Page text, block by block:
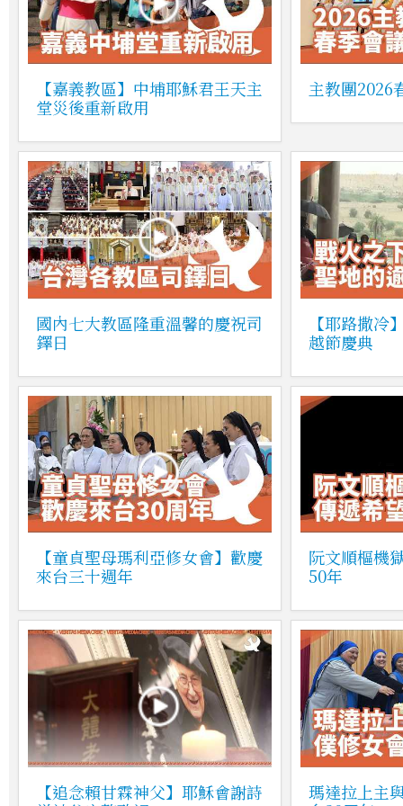
【嘉義教區】中埔耶穌君王天主
堂災後重新啟用
主教團2026
國內七大教區隆重溫馨的慶祝司
鐸日
【耶路撒冷
越節慶典
【童貞聖母瑪利亞修女會】歡慶
來台三十週年
阮文順樞機
50年
【追念賴甘霖神父】耶穌會謝詩
瑪達拉上主